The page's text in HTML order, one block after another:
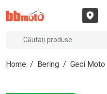
Home / Bering / Geci Moto